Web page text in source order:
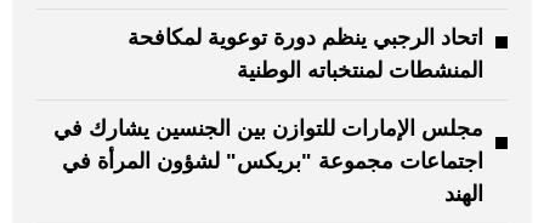
اتحاد الرجبي ينظم دورة توعوية لمكافحة
المنشطات لمنتخباته الوطنية
مجلس الإمارات للتوازن بين الجنسين يشارك في
اجتماعات مجموعة "بريكس" لشؤون المرأة في
الهند